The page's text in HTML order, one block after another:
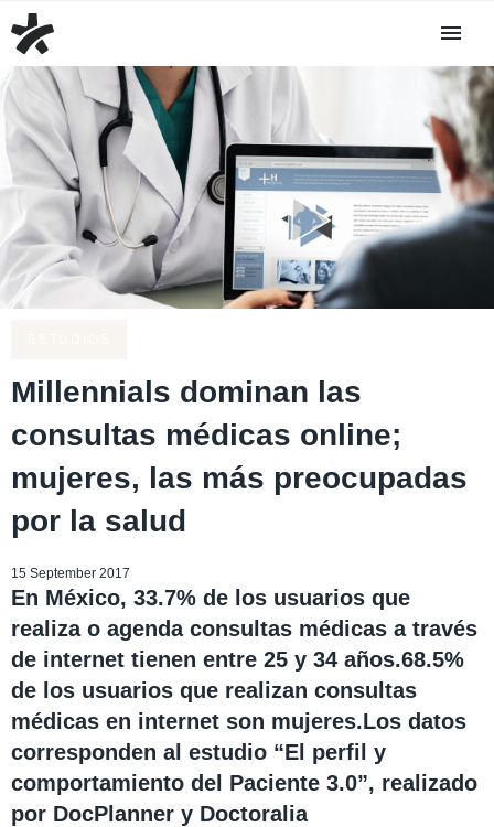
Millennials dominan las
consultas médicas online;
mujeres, las más preocupadas
por la salud
15 September 2017
En México, 33.7% de los usuarios que
realiza o agenda consultas médicas a través
de internet tienen entre 25 y 34 años.68.5%
de los usuarios que realizan consultas
médicas en internet son mujeres.Los datos
corresponden al estudio “El perfil y
comportamiento del Paciente 3.0”, realizado
por DocPlanner y Doctoralia